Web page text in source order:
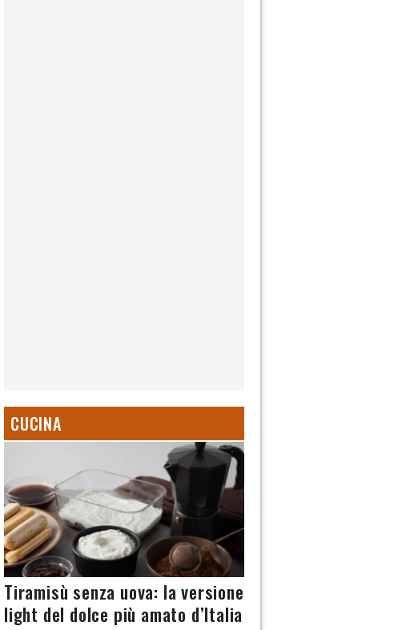
CUCINA
Tiramisù senza uova: la versione
light del dolce più amato d’Italia